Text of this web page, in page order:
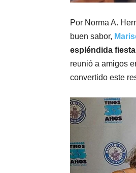
Por Norma A.
buen sabor,
espléndida
reunió a amigos
convertido este